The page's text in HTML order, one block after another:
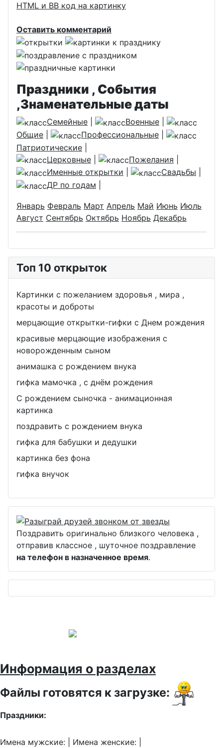
HTML и BB код на картинку
Оставить комментарий
Праздники , События
,Знаменательные даты
Семейные Военные
Общие
Профессиональные
Патриотические
Церковные
Пожелания
Именные открытки
Свадьбы
ДР по годам
Январь Февраль Март Апрель Май Июнь Июль
Август Сентябрь Октябрь Ноябрь Декабрь
Топ 10 открыток
Картинки с пожеланием здоровья , мира ,
красоты и доброты
мерцающие открытки-гифки с Днем рождения
красивые мерцающие изображения с
новорожденным сыном
анимашка с рождением внука
гифка мамочка , с днём рождения
С рождением сыночка - анимационная
картинка
поздравить с рождением внука
гифка для бабушки и дедушки
картинка без фона
гифка внучок
Поздравить оригинально близкого человека ,
отправив классное , шуточное поздравление
на телефон в назначенное время.
Информация о разделах
Файлы готовятся к загрузке:
Праздники:
Имена мужские: | Имена женские: |